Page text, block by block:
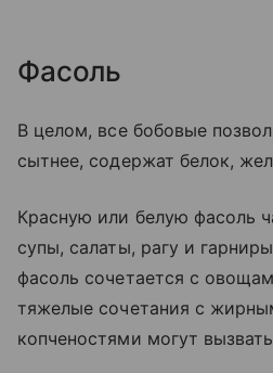
Фасоль
В целом, все бобовые
сытнее, содержат белок,
Красную или белую фасоль
супы, салаты, рагу и
фасоль сочетается с
тяжелые сочетания с
копченостями могут